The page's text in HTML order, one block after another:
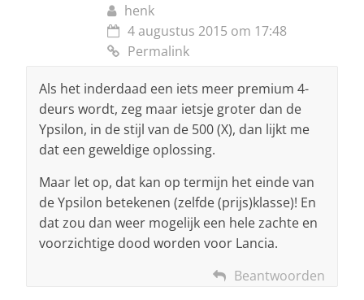
henk
4 augustus 2015 om 17:48
Permalink
Als het inderdaad een iets meer premium 4-
deurs wordt, zeg maar ietsje groter dan de
Ypsilon, in de stijl van de 500 (X), dan lijkt me
dat een geweldige oplossing.
Maar let op, dat kan op termijn het einde van
de Ypsilon betekenen (zelfde (prijs)klasse)! En
dat zou dan weer mogelijk een hele zachte en
voorzichtige dood worden voor Lancia.
Beantwoorden